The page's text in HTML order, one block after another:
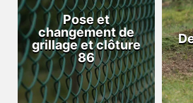
Pose et
changement de
grillage et clôture
86